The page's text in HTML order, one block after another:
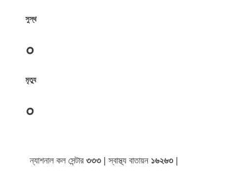
সুস্থ
০
মৃত্যু
০
ন্যাশনাল কল সেন্টার৩৩৩ | স্বাস্থ্য বাতায়ন ১৬২৬৩